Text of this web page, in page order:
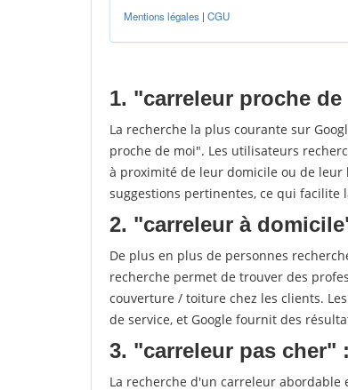
1. "carreleur proche
La recherche la plus courante sur
proche de moi". Les utilisateurs
à proximité de leur domicile ou de
suggestions pertinentes, ce qui facilite
2. "carreleur à
De plus en plus de personnes
recherche permet de trouver des
couverture / toiture chez les clients.
de service, et Google fournit des
3. "carreleur pas cher" :
La recherche d'un carreleur